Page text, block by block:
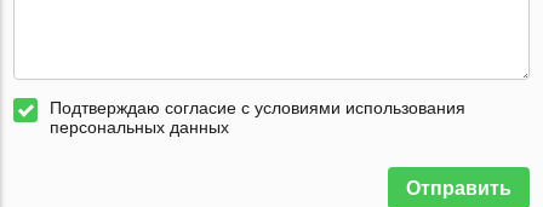
Подтверждаю согласие с условиями использования
персональных данных
Отправить